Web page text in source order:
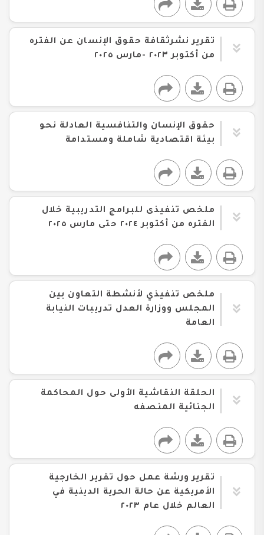
تقرير نشرثقافة حقوق الإنسان عن الفتره
من أكتوبر ٢٠٢٣ -مارس ٢٠٢٥
حقوق الإنسان والتنافسية العادلة نحو
بيئة اقتصادية شاملة ومستدامة
ملخص تنفيذى للبرامج التدريبية خلال
الفتره من أكتوبر ٢٠٢٤ حتى مارس ٢٠٢٥
ملخص تنفيذي لأنشطة التعاون بين
المجلس ووزارة العدل تدريبات النيابة
العامة
الحلقة النقاشية الأولى حول المحاكمة
الجنائية المنصفه
تقرير ورشة عمل حول تقرير الخارجية
الأمريكية عن حالة الحرية الدينية في
العالم خلال عام ٢٠٢٣